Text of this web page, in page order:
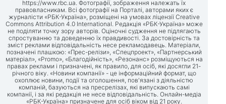
https://www.rbc.ua. Фотографії, зображення належать їх
правовласникам. Всі фотографії на Порталі, авторами яких є
журналісти «РБК-Україна», розміщені на умовах ліцензії Creative
Commons Attribution 4.0 International. Редакція «РБК-Україна» може
не поділяти точку зору авторів. Оціночні судження не підлягають
спростуванню та доведенню їх правдивості. За достовірність та
зміст реклами відповідальність несе рекламодавець. Матеріали,
позначені плашкою: «Прес-релізи», «Спецпроект», «Партнерський
матеріал», «Promo», «Благодійність», «Резонанс» розміщуються на
правах реклами і призначені, як правило, для осіб, які досягли 21-
річного віку. «Новини компанії» - це інформаційний формат, що
охоплює новини, події та оголошення, пов'язані з діяльністю
компаній, базуються на пресрелізах, які випускають самі
компанії, і за які редакція не несе відповідальність. Онлайн-медіа
«РБК-Україна» призначене для осіб віком від 21 року.